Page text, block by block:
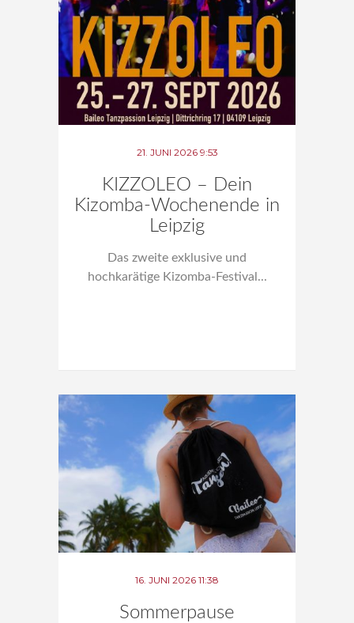
21. JUNI 2026 9:53
KIZZOLEO – Dein
Kizomba-Wochenende in
Leipzig
Das zweite exklusive und
hochkarätige Kizomba-Festival...
16. JUNI 2026 11:38
Sommerpause